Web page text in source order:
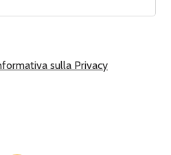
sulla Privacy